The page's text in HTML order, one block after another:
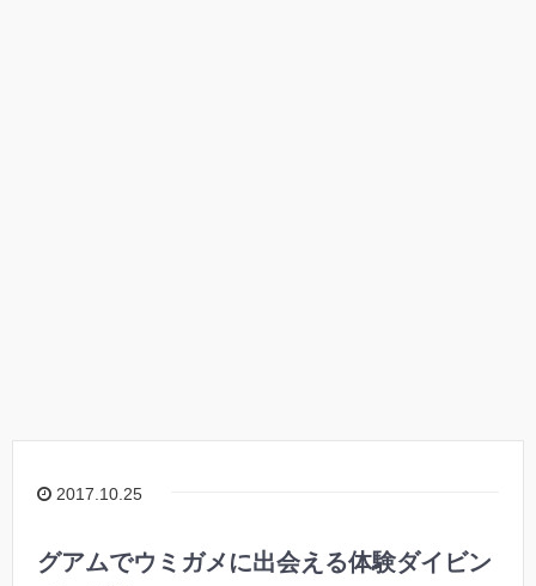
2017.10.25
グアムでウミガメに出会える体験ダイビン